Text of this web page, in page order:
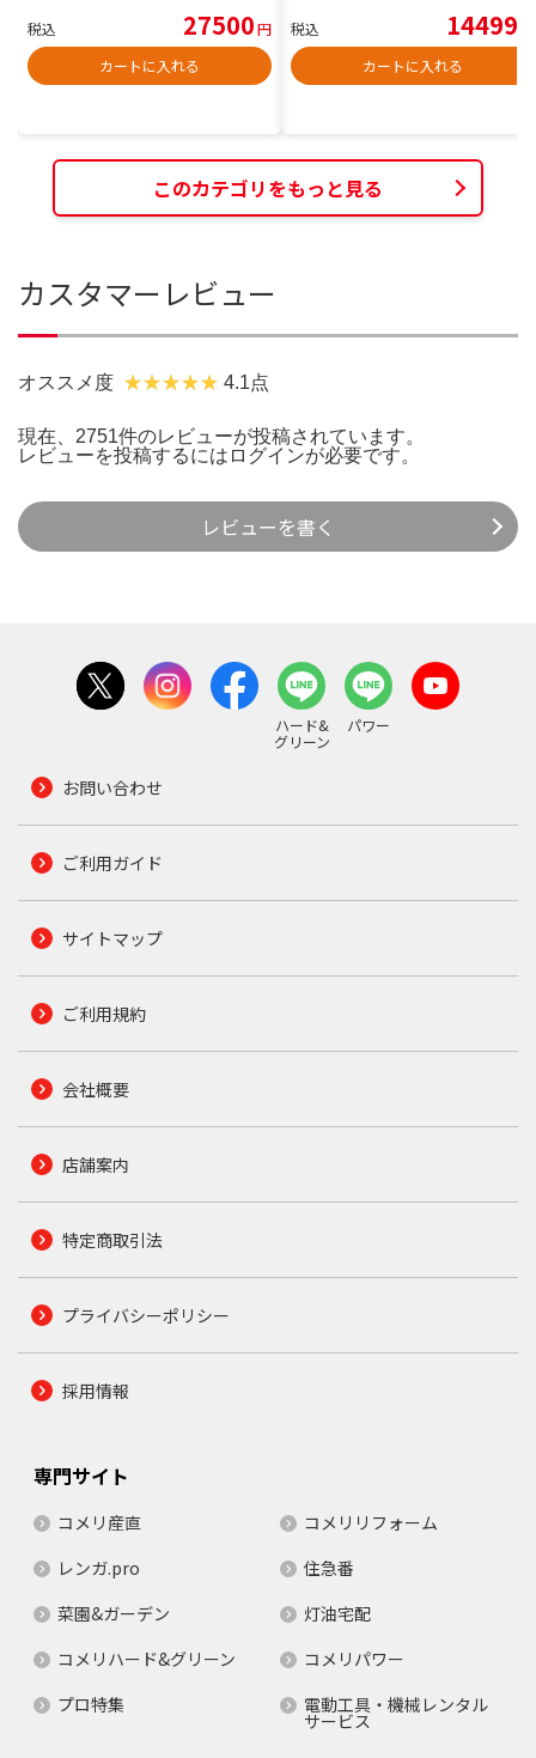
税込 27500円
カートに入れる
税込 14499
カートに入れる
このカテゴリをもっと見る
カスタマーレビュー
オススメ度 4.1点
現在、2751件のレビューが投稿されています。
レビューを投稿するには ログインが必要です。
レビューを書く
ハード&
グリーン
パワー
お問い合わせ
ご利用ガイド
サイトマップ
ご利用規約
会社概要
店舗案内
特定商取引法
プライバシーポリシー
採用情報
専門サイト
コメリ産直
コメリリフォーム
レンガ.pro
住急番
菜園&ガーデン
灯油宅配
コメリハード&グリーン
コメリパワー
プロ特集
電動工具・機械レンタル
サービス